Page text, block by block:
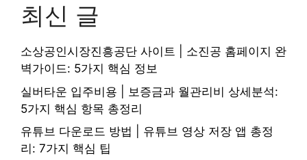
최신 글
소상공인시장진흥공단 사이트 | 소진공 홈페이지 완
벽가이드: 5가지 핵심 정보
실버타운 입주비용 | 보증금과 월관리비 상세분석:
5가지 핵심 항목 총정리
유튜브 다운로드 방법 | 유튜브 영상 저장 앱 총정
리: 7가지 핵심 팁